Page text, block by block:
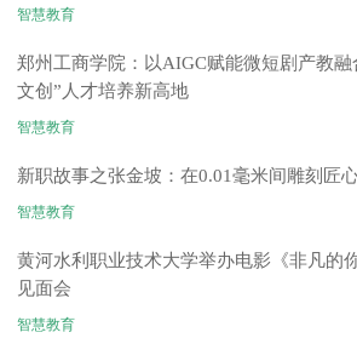
智慧教育
郑州工商学院：以AIGC赋能微短剧产教
文创”人才培养新高地
智慧教育
新职故事之张金坡：在0.01毫米间雕刻匠
智慧教育
黄河水利职业技术大学举办电影《非凡的
见面会
智慧教育